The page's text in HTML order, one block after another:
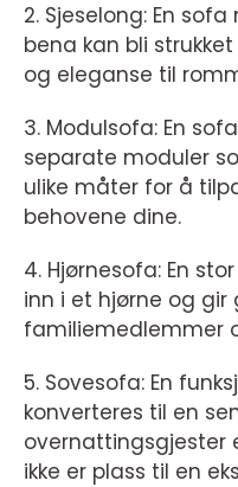
2. Sjeselong: En
bena kan bli
og eleganse til
3. Modulsofa: En
separate moduler
ulike måter for å
behovene dine.
4. Hjørnesofa: En
inn i et hjørne og gir
familiemedlemmer
5. Sovesofa: En
konverteres til en
overnattingsgjester
ikke er plass til en